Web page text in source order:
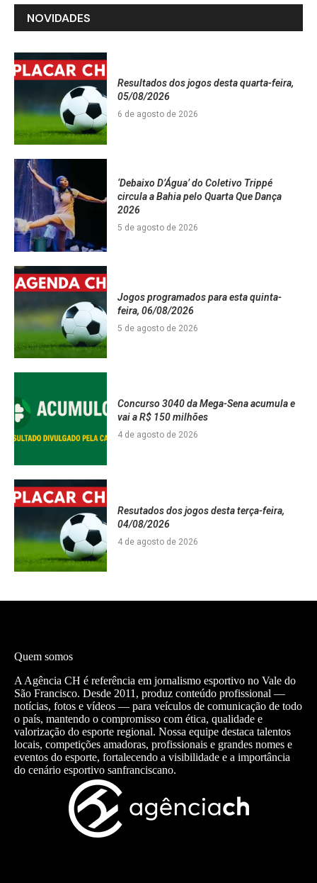
NOVIDADES
Resultados dos jogos desta quarta-feira,
05/08/2026
6 de agosto de 2026
‘Debaixo D’Água’ do Coletivo Trippé
circula a Bahia pelo Quarta Que Dança
2026
5 de agosto de 2026
Jogos programados para esta quinta-
feira, 06/08/2026
5 de agosto de 2026
Concurso 3040 da Mega-Sena acumula e
vai a R$ 150 milhões
4 de agosto de 2026
Resutados dos jogos desta terça-feira,
04/08/2026
4 de agosto de 2026
Quem somos
A Agência CH é referência em jornalismo esportivo no Vale do
São Francisco. Desde 2011, produz conteúdo profissional —
notícias, fotos e vídeos — para veículos de comunicação de todo
o país, mantendo o compromisso com ética, qualidade e
valorização do esporte regional. Nossa equipe destaca talentos
locais, competições amadoras, profissionais e grandes nomes e
eventos do esporte, fortalecendo a visibilidade e a importância
do cenário esportivo sanfranciscano.